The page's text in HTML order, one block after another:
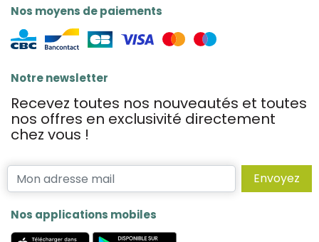
Nos moyens de paiements
Notre newsletter
Recevez toutes nos nouveautés et toutes
nos offres en exclusivité directement
chez vous !
Envoyez
Nos applications mobiles